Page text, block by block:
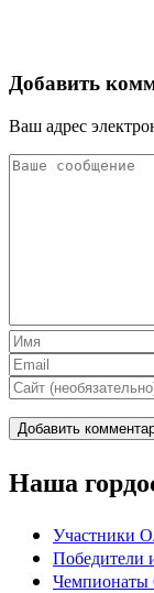
Добавить
Ваш адрес
Наша
Участники
Победители